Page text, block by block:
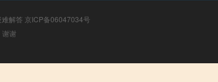
难解答 京ICP备06047034号
谢谢